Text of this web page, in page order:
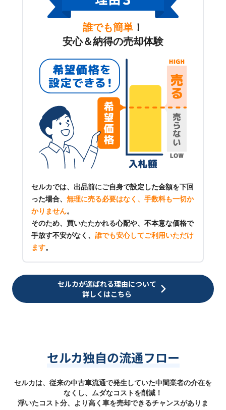
誰でも簡単 ！
安心＆納得の売却体験
セルカでは、出品前にご自身で設定した金額を下回
った場合、 無理に売る必要はなく、手数料も一切か
かりません。
そのため、買いたたかれる心配や、不本意な価格で
手放す不安がなく、 誰でも安心してご利用いただけ
ます。
セルカが選ばれる理由について
詳しくはこちら
セルカ独自の流通フロー
セルカは、従来の中古車流通で発生していた中間業者の介在を
なくし、ムダなコストを削減！
浮いたコスト分、より高く車を売却できるチャンスがありま